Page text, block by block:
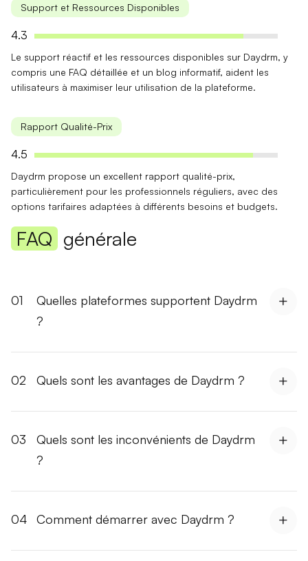
Support et Ressources Disponibles
4.3
Le support réactif et les ressources disponibles sur Daydrm, y
compris une FAQ détaillée et un blog informatif, aident les
utilisateurs à maximiser leur utilisation de la plateforme.
Rapport Qualité-Prix
4.5
Daydrm propose un excellent rapport qualité-prix,
particulièrement pour les professionnels réguliers, avec des
options tarifaires adaptées à différents besoins et budgets.
FAQ générale
01
Quelles plateformes supportent Daydrm
?
02 Quels sont les avantages de Daydrm ?
03
Quels sont les inconvénients de Daydrm
?
04 Comment démarrer avec Daydrm ?